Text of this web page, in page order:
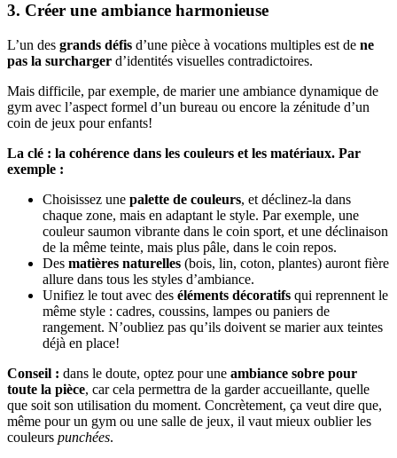
3. Créer une ambiance harmonieuse
L’un des grands défis d’une pièce à vocations multiples est de ne
pas la surcharger d’identités visuelles contradictoires.
Mais difficile, par exemple, de marier une ambiance dynamique de
gym avec l’aspect formel d’un bureau ou encore la zénitude d’un
coin de jeux pour enfants!
La clé : la cohérence dans les couleurs et les matériaux. Par
exemple :
Choisissez une palette de couleurs, et déclinez-la dans
chaque zone, mais en adaptant le style. Par exemple, une
couleur saumon vibrante dans le coin sport, et une déclinaison
de la même teinte, mais plus pâle, dans le coin repos.
Des matières naturelles (bois, lin, coton, plantes) auront fière
allure dans tous les styles d’ambiance.
Unifiez le tout avec des éléments décoratifs qui reprennent le
même style : cadres, coussins, lampes ou paniers de
rangement. N’oubliez pas qu’ils doivent se marier aux teintes
déjà en place!
Conseil : dans le doute, optez pour une ambiance sobre pour
toute la pièce, car cela permettra de la garder accueillante, quelle
que soit son utilisation du moment. Concrètement, ça veut dire que,
même pour un gym ou une salle de jeux, il vaut mieux oublier les
couleurs punchées.